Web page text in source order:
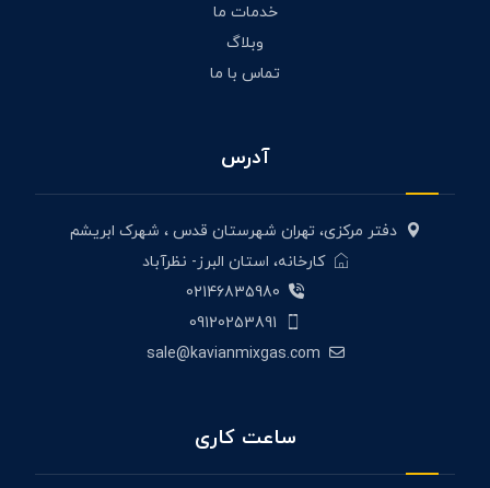
خدمات ما
وبلاگ
تماس با ما
آدرس
دفتر مرکزی، تهران شهرستان قدس ، شهرک ابریشم
کارخانه، استان البرز- نظرآباد
02146835980
09120253891
sale@kavianmixgas.com
ساعت کاری